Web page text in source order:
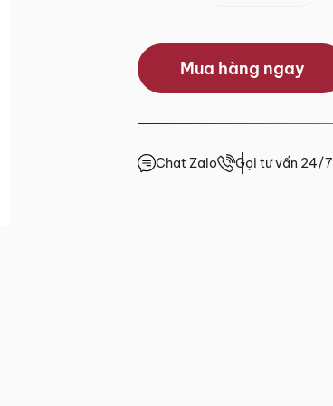
Mua hàng ngay
Chat Zalo Gọi tư vấn 24/7
(0 lượt đánh giá)